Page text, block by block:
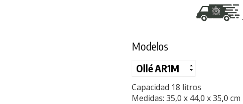
Modelos
Capacidad 18 litros
Medidas: 35,0 x 44,0 x 35,0 cm